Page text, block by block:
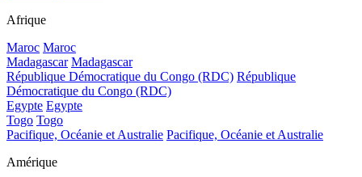
Afrique
Maroc Maroc
Madagascar Madagascar
République Démocratique du Congo (RDC) République
Démocratique du Congo (RDC)
Egypte Egypte
Togo Togo
Pacifique, Océanie et Australie Pacifique, Océanie et Australie
Amérique